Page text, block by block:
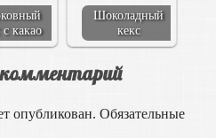
с какао
Шоколадный
кекс
опубликован. Обязательные